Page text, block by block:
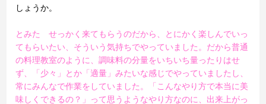
しょうか。
とみた せっかく来てもらうのだから、とにかく楽しんでいっ
てもらいたい、そういう気持ちでやっていました。だから普通
の料理教室のように、調味料の分量をいちいち量ったりはせ
ず、「少々」とか「適量」みたいな感じでやっていましたし、
常にみんなで作業をしていました。「こんなやり方で本当に美
味しくできるの？」って思うようなやり方なのに、出来上がっ